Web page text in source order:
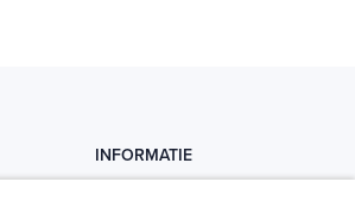
INFORMATIE